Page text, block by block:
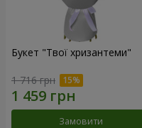
Букет "Твої хризантеми"
1 716 грн
Замовити